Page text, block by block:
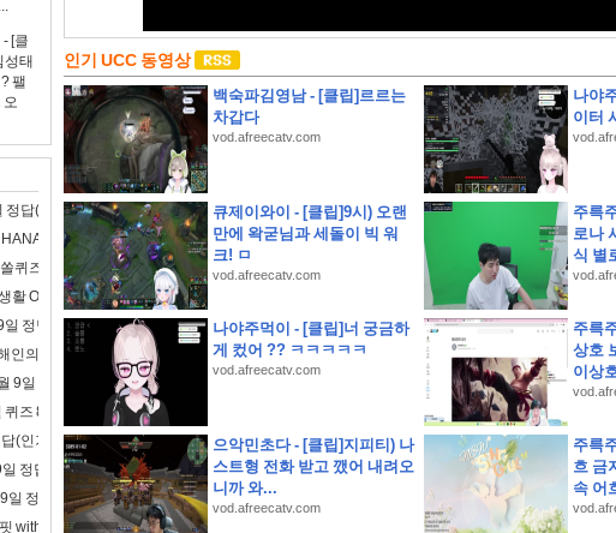
[클
성태
팰
오
정답(제품 구매를 추천하는 대신, 제품의 단점까지 솔직하게 리뷰하여 과소비를 경계하는 인플루
8월 9일 정답(8월 8일(토), K리그1, 2 소속 14팀이 펼친 경기는 총 몇 경기일까요?)
퀴즈 8월 9일 정답(폭염으로 인한 경기 취소로 2026 신한 SOL KBO 리그 가을 일정에 부담이 커
활 OX퀴즈 8월 9일 정답(하나원큐에서는 나의 은퇴 MBTI를 알아볼수 있다)
일 정답(여기서 일해보는 게 제 꿈이에요. 여기서 일하고 싶었어요. 승진하기를 바랍니다)
인의 첫사랑 맑눈광 하영 누구였냐고 나는?
9일 정답(자녀에게 증여 후 납부할 세액이 없더라도 가급적이면 신고를 해두는 것이 좋다)
즈 8월 9일 정답(오랜 기간 발해의 수도였던 상경성에서 발견된 온돌 시설과 불상, 기와 등을 통해
(인기있는 디지털 콘텐츠를 H.Point에서 즐겨보세요! 멜론, 밀리의서재, 티빙의 인기 구독서비스
정답('트래블 Discover-Day! 준비부터 설레는 여행 필수 아이템 특가전'에서 판매되는 특가 상품
일 정답(모임통장이 있어야 모임 미션 챌린지에 참여 가능하다)
with 디스커버리 10km 달리기
인기 UCC 동영상
백숙파김영남 - [클립]르르는
차갑다
vod.afreecatv.com
나야
이터
큐제이와이 - [클립]9시) 오랜
만에 왁굳님과 세돌이 빅 워
크! ㅁ
vod.afreecatv.com
주륵
로나
식 별
나야주먹이 - [클립]너 궁금하
게 컸어 ?? ㅋㅋㅋㅋㅋ
vod.afreecatv.com
주륵
상호
이상
으악민초다 - [클립]지피티) 나
스트형 전화 받고 깼어 내려오
니까 와...
vod.afreecatv.com
주륵
흐 금
속 어